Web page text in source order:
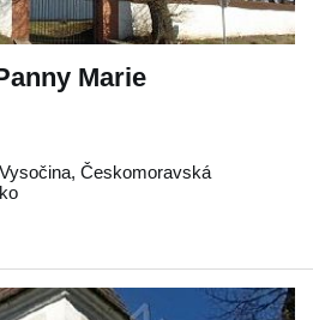
Marie
Vysočina, Českomoravská